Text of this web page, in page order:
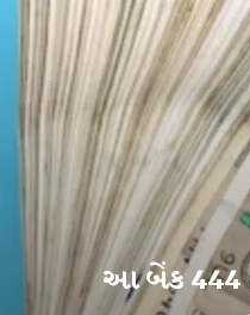
આ બેંક 444